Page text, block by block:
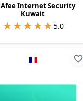
Internet Security
Kuwait
★★★★★
★★★★★5.0